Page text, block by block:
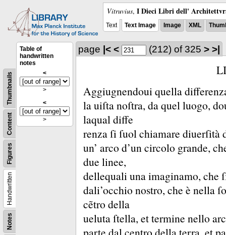
Vitruvius, I Dieci Libri dell'
Text Text Image Image XML
Notes
Handwritten
Figures
Content
Thumbnails
Table of
handwritten
notes
<
>
<
>
page |< < (212) of 325 > >|
Aggiugnendoui quella
la uiſta noſtra, da quel luogo,
laqual diffe
renza ſi ſuol chiamare
un’ arco d’un circolo grande,
due linee,
dellequali una imaginamo, che
dali’occhio nostro, che è nella
cẽtro della
ueluta ſtella, et termine nello